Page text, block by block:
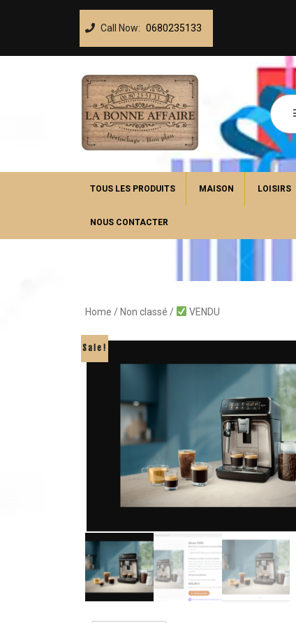
Call Now: 0680235133
TOUS LES PRODUITS MAISON LOISIRS
NOUS CONTACTER
Home / Non classé / VENDU
Sale!